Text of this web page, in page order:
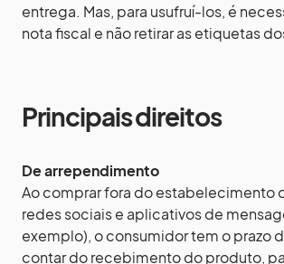
entrega. Mas, para usufruí-los, é
nota fiscal e não retirar as etiquetas
Principais direitos
De arrependimento
Ao comprar fora do estabelecimento
redes sociais e aplicativos de
exemplo), o consumidor tem o prazo
contar do recebimento do produto,